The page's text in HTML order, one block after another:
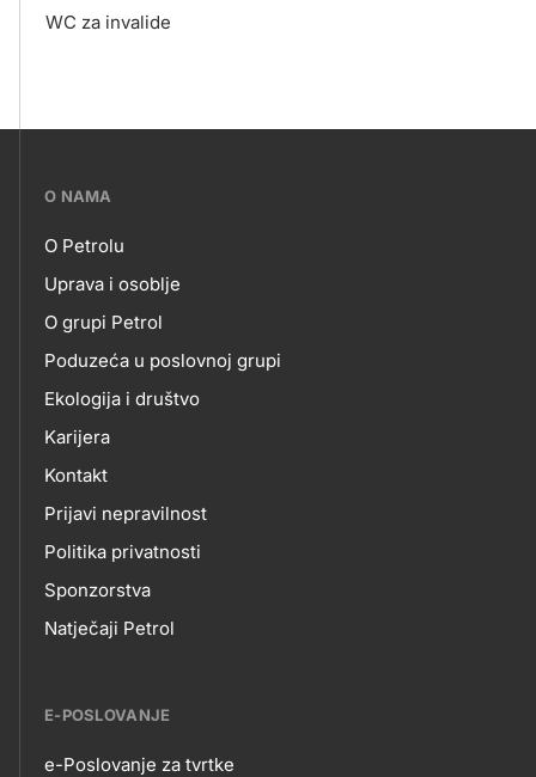
WC za invalide
???
skupno.footer-
title???
O NAMA
O
NAMA
O Petrolu
Uprava i osoblje
O grupi Petrol
Poduzeća u poslovnoj grupi
Ekologija i društvo
Karijera
Kontakt
Prijavi nepravilnost
Politika privatnosti
Sponzorstva
Natječaji Petrol
E-POSLOVANJE
e-Poslovanje za tvrtke